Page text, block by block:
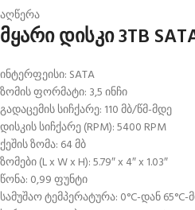
აღწერა
მყარი დისკი 3TB
ინტერფეისი: SATA
ზომის ფორმატი: 3,5 ინჩი
გადაცემის სიჩქარე: 110 მბ/წმ-მდე
დისკის სიჩქარე (RPM): 5400 RPM
ქეშის ზომა: 64 მბ
ზომები (L x W x H): 5.79″ x 4″ x 1.03″
წონა: 0,99 ფუნტი
სამუშაო ტემპერატურა: 0°C-დან 65°C-